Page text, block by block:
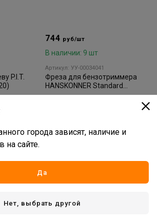
P.I.T.
744 руб/шт
В наличии: 9 шт
Артикул: УУ-00034041
Фреза для бензотриммера
HANSKONNER Standard
255*25,4*40 с тверд напайк.
города зависят, наличие и
на сайте.
Да
Нет, выбрать другой